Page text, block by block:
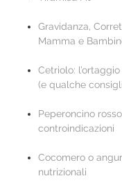
Gravidanza,
Mamma e
Cetriolo:
(e qualche
Peperoncino
controindicazioni
Cocomero o
nutrizionali